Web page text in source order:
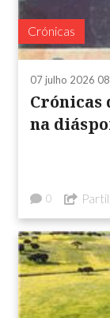
Crónicas
07 julho 2026
Crónicas
na
0